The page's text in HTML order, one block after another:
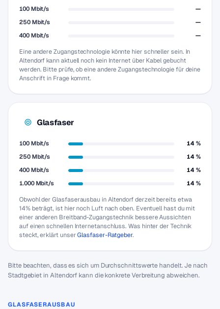
100 Mbit/s
—
250 Mbit/s
—
400 Mbit/s
—
Eine andere Zugangstechnologie könnte hier schneller sein. In
Altendorf kann aktuell noch kein Internet über Kabel gebucht
werden. Bitte prüfe, ob eine andere Zugangstechnologie für deine
Anschrift in Frage kommt.
Glasfaser
100 Mbit/s
14 %
250 Mbit/s
14 %
400 Mbit/s
14 %
1.000 Mbit/s
14 %
Obwohl der Glasfaserausbau in Altendorf derzeit bereits etwa
14% beträgt, ist hier noch Luft nach oben. Eventuell hast du mit
einer anderen Breitband-Zugangstechnik bessere Aussichten
auf einen schnellen Internetanschluss. Was hinter der Technik
steckt, erklärt unserGlasfaser-Ratgeber.
Bitte beachten, dass es sich um Durchschnittswerte handelt. Je nach
Stadtgebiet in Altendorf kann die konkrete Verbreitung abweichen.
GLASFASERAUSBAU